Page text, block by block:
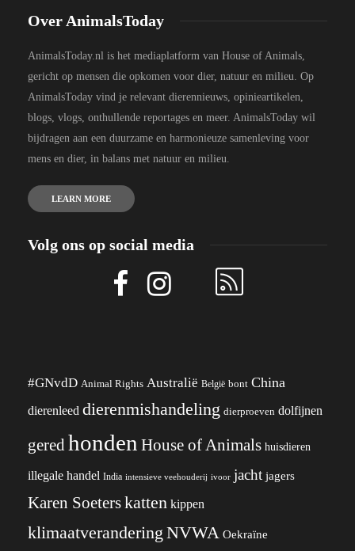
Over AnimalsToday
AnimalsToday.nl is het mediaplatform van House of Animals,
gericht op mensen die opkomen voor dier, natuur en milieu. Op
AnimalsToday vind je relevant dierennieuws, opinieartikelen,
blogs, vlogs, onthullende reportages en meer. AnimalsToday wil
bijdragen aan een duurzame en harmonieuze samenleving voor
mens en dier, in balans met natuur en milieu.
LEARN MORE
Volg ons op social media
#GNvdD Animal Rights Australië België bont China
dierenleed dierenmishandeling dierproeven dolfijnen
geredhonden House of Animals huisdieren
illegale handel India intensieve veehouderij ivoor jacht jagers
Karen Soeterskatten kippen
klimaatverandering NVWA Oekraïne